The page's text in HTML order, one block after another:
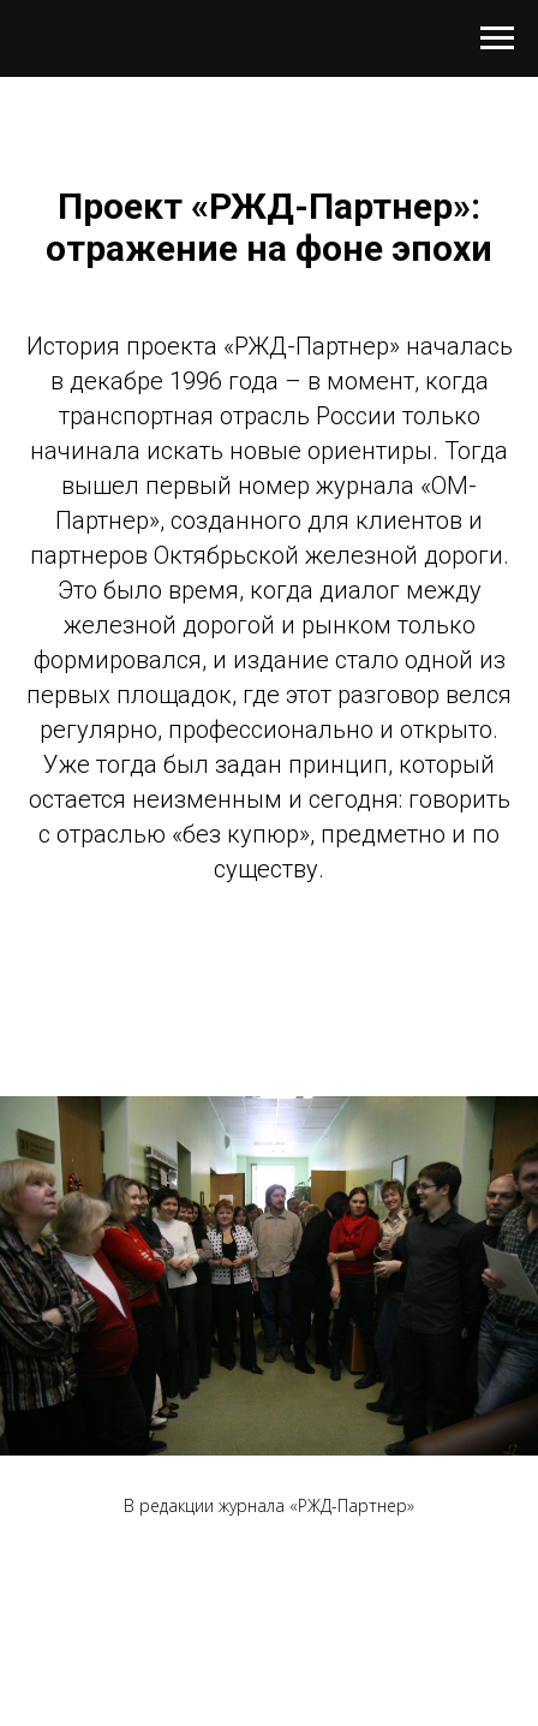
Проект «РЖД-Партнер»:
отражение на фоне эпохи
История проекта «РЖД-Партнер» началась
в декабре 1996 года – в момент, когда
транспортная отрасль России только
начинала искать новые ориентиры. Тогда
вышел первый номер журнала «ОМ-
Партнер», созданного для клиентов и
партнеров Октябрьской железной дороги.
Это было время, когда диалог между
железной дорогой и рынком только
формировался, и издание стало одной из
первых площадок, где этот разговор велся
регулярно, профессионально и открыто.
Уже тогда был задан принцип, который
остается неизменным и сегодня: говорить
с отраслью «без купюр», предметно и по
существу.
В редакции журнала «РЖД-Партнер»